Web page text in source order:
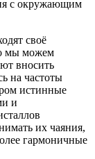
с окружающим
своё
мы можем
вносить
на частоты
истинные
и
их чаяния,
гармоничные